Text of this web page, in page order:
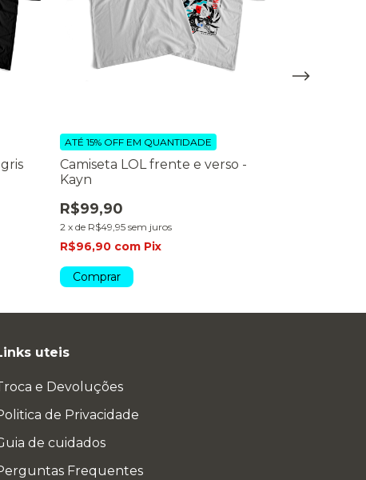
Camiseta LOL frente e verso -
Kayn
R$99,90
2 x de R$49,95 sem juros
ATÉ 15% OFF EM QUANTIDADE
R$96,90 com Pix
Comprar
uteis
e Devoluções
de Privacidade
de cuidados
Frequentes